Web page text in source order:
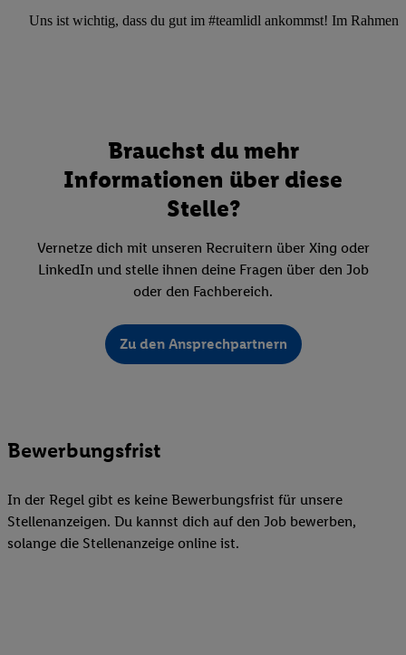
Uns ist wichtig, dass du gut im #teamlidl ankommst! Im Rahmen
Brauchst du mehr
Informationen über diese
Stelle?
Vernetze dich mit unseren Recruitern über Xing oder
LinkedIn und stelle ihnen deine Fragen über den Job
oder den Fachbereich.
Zu den Ansprechpartnern
Bewerbungsfrist
In der Regel gibt es keine Bewerbungsfrist für unsere
Stellenanzeigen. Du kannst dich auf den Job bewerben,
solange die Stellenanzeige online ist.